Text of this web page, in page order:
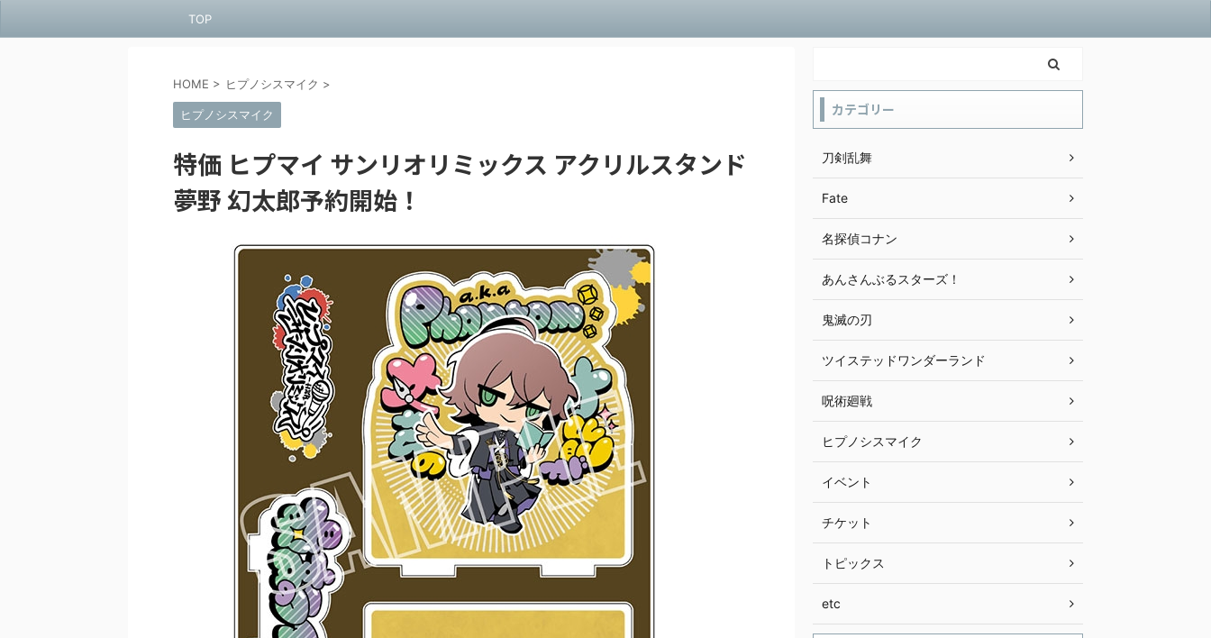
TOP
HOME > ヒプノシスマイク >
ヒプノシスマイク
特価 ヒプマイ サンリオリミックス アクリルスタンド
夢野 幻太郎予約開始！
カテゴリー
刀剣乱舞
Fate
名探偵コナン
あんさんぶるスターズ！
鬼滅の刃
ツイステッドワンダーランド
呪術廻戦
ヒプノシスマイク
イベント
チケット
トピックス
etc